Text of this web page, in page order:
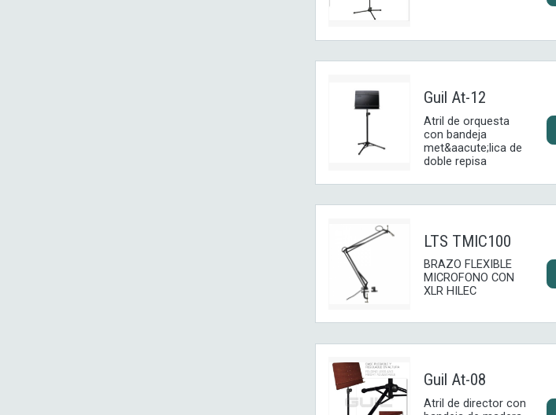
Guil At-12
Atril de orquesta
con bandeja
met&aacute;lica de
doble repisa
LTS TMIC100
BRAZO FLEXIBLE
MICROFONO CON
XLR HILEC
Guil At-08
Atril de director con